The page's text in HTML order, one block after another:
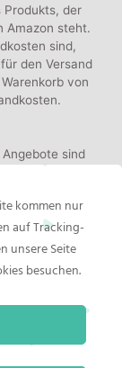
Produkts, der
Amazon steht.
sind,
den Versand
von
sind
Anbieter!
Das
abweichen.
kommen nur
auf Tracking-
unsere Seite
besuchen.